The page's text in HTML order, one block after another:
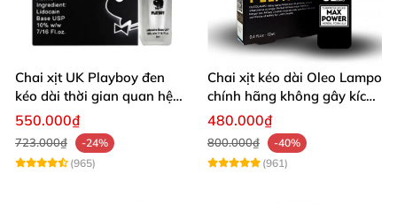
Chai xịt UK Playboy đen
kéo dài thời gian quan hệ
5ml nhỏ gọn
550.000₫
723.000₫
-24%
(965)
Chai xịt kéo dài Oleo Lampo
chính hãng không gây kích
ứng da
480.000₫
800.000₫
-40%
(961)